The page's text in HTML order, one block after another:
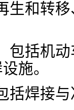
生和转
包括机
施。
括焊接